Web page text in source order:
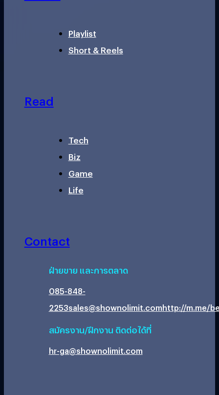
Playlist
Short & Reels
Read
Tech
Biz
Game
Life
Contact
ฝ่ายขาย และการตลาด
085-848-
2253sales@shownolimit.comhttp://m.me/
สมัครงาน/ฝึกงาน ติดต่อได้ที่
hr-ga@shownolimit.com